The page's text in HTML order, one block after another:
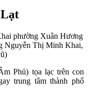
phường Xuân Hương
Nguyễn Thị Minh Khai,
Phủ) tọa lạc trên con
trung tâm thành phố